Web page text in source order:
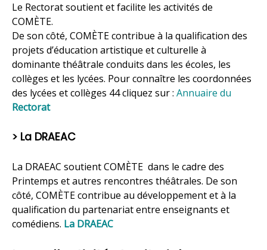
Le Rectorat soutient et facilite les activités de
COMÈTE.
De son côté, COMÈTE contribue à la qualification des
projets d’éducation artistique et culturelle à
dominante théâtrale conduits dans les écoles, les
collèges et les lycées. Pour connaître les coordonnées
des lycées et collèges 44 cliquez sur : Annuaire du
Rectorat
> La DRAEAC
La DRAEAC soutient COMÈTE dans le cadre des
Printemps et autres rencontres théâtrales. De son
côté, COMÈTE contribue au développement et à la
qualification du partenariat entre enseignants et
comédiens. La DRAEAC